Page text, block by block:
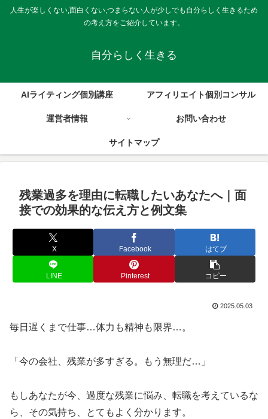
人生が楽しくない,面白くない,つまらない人が少しでも自分らしく生きるため
の考え方をご紹介しています。
自分らしく生きる
AIライティング個別講座 アフィリエイト個別コンサル
運営者情報 お問い合わせ
サイトマップ
残業過多を理由に転職したいあなたへ｜面
接での効果的な伝え方と例文集
X Facebook はてブ
LINE Pinterest コピー
2025.05.03
毎日遅くまで仕事…体力も精神も限界…。
「今の会社、残業が多すぎる。もう無理だ…」
もしあなたが今、過度な残業に悩み、転職を考えているな
ら、その気持ち、とてもよく分かります。